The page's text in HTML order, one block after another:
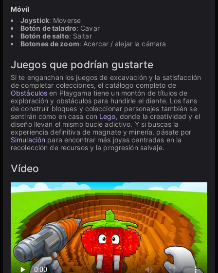
Móvil
Joystick: Moverse
Botón de taladro: Cavar
Botón de salto: Saltar
Botones de zoom: Acercar / alejar la cámara
Juegos que podrían gustarte
Si te enganchan los juegos de excavación y la satisfacción
de completar colecciones, el catálogo completo de
Obstáculos en Playgama tiene un montón de títulos de
exploración y obstáculos para hundirle el diente. Los fans
de construir bloques y coleccionar personajes también se
sentirán como en casa con Lego, donde la creatividad y el
diseño llevan el mismo bucle adictivo. Y si buscas la
experiencia definitiva de magnate y minería, pásate por
Simulación para encontrar más joyas centradas en la
recolección de recursos y la progresión salvaje.
Vídeo